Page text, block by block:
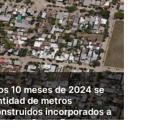
10 meses de 2024 se
de metros
incorporados a
en Santa Fe